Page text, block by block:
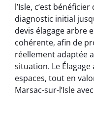
l’Isle, c’est
diagnostic initial
devis élagage arbre
cohérente, afin de
réellement adaptée
situation. Le
espaces, tout en
Marsac-sur-l’Isle